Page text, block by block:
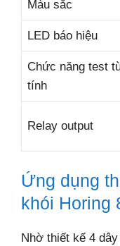
Màu sắc
LED báo hiệu
Chức năng test
tính
Relay output
Ứng dụng
khói Horing
Nhờ thiết kế 4